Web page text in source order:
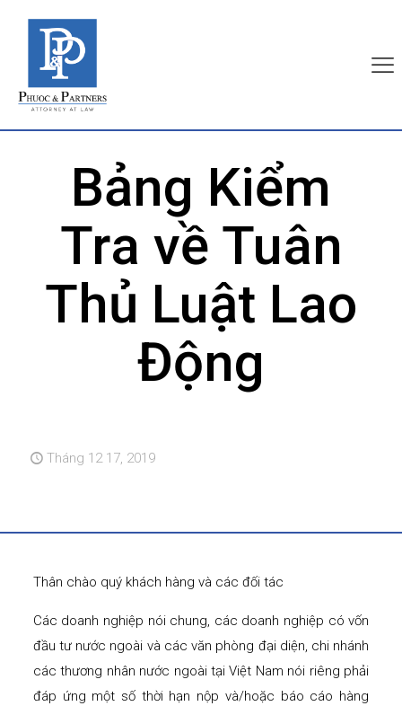
Bảng Kiểm
Tra về Tuân
Thủ Luật Lao
Động
Tháng 12 17, 2019
Thân chào quý khách hàng và các đối tác
Các doanh nghiệp nói chung, các doanh nghiệp có vốn
đầu tư nước ngoài và các văn phòng đại diện, chi nhánh
các thương nhân nước ngoài tại Việt Nam nói riêng phải
đáp ứng một số thời hạn nộp và/hoặc báo cáo hàng